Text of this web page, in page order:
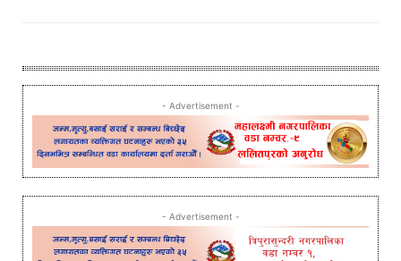
- Advertisement -
- Advertisement -